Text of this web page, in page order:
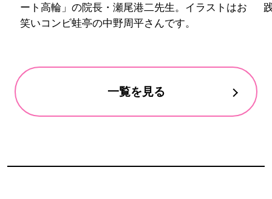
ート高輪」の院長・瀬尾港二先生。イラストはお
笑いコンビ蛙亭の中野周平さんです。
一覧を見る